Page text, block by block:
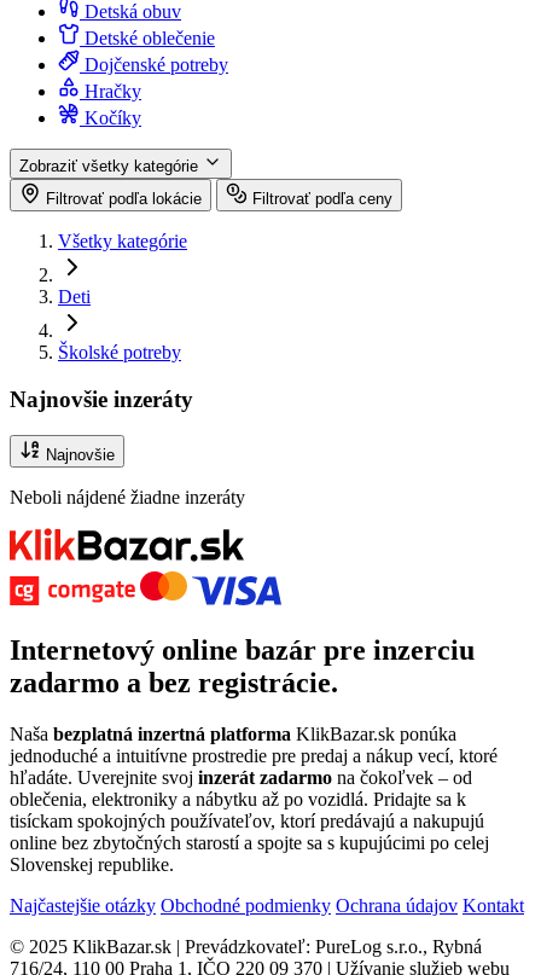
Detská obuv
Detské oblečenie
Dojčenské potreby
Hračky
Kočíky
Zobraziť všetky kategórie
Filtrovať podľa lokácie
Filtrovať podľa ceny
Všetky kategórie
Deti
Školské potreby
Najnovšie inzeráty
Najnovšie
Neboli nájdené žiadne inzeráty
Internetový online bazár pre inzerciu
zadarmo a bez registrácie.
Naša bezplatná inzertná platforma KlikBazar.sk ponúka
jednoduché a intuitívne prostredie pre predaj a nákup vecí, ktoré
hľadáte. Uverejnite svoj inzerát zadarmo na čokoľvek – od
oblečenia, elektroniky a nábytku až po vozidlá. Pridajte sa k
tisíckam spokojných používateľov, ktorí predávajú a nakupujú
online bez zbytočných starostí a spojte sa s kupujúcimi po celej
Slovenskej republike.
Najčastejšie otázky Obchodné podmienky Ochrana údajov Kontakt
© 2025 KlikBazar.sk | Prevádzkovateľ: PureLog s.r.o., Rybná
716/24, 110 00 Praha 1, IČO 220 09 370 | Užívanie služieb webu